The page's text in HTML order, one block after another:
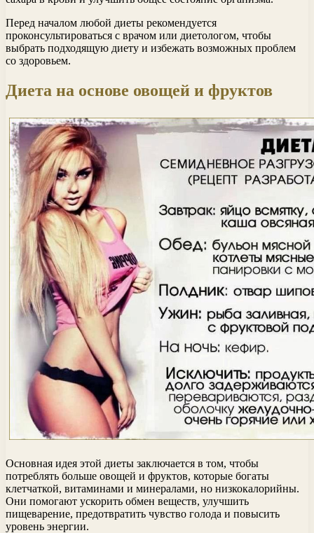
Перед началом любой диеты рекомендуется
проконсультироваться с врачом или диетологом, чтобы
выбрать подходящую диету и избежать возможных проблем
со здоровьем.
Диета на основе овощей и фруктов
Основная идея этой диеты заключается в том, чтобы
потреблять больше овощей и фруктов, которые богаты
клетчаткой, витаминами и минералами, но низкокалорийны.
Они помогают ускорить обмен веществ, улучшить
пищеварение, предотвратить чувство голода и повысить
уровень энергии.